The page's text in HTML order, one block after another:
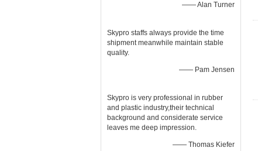
—— Alan Turner
Skypro staffs always provide the time
shipment meanwhile maintain stable
quality.
—— Pam Jensen
Skypro is very professional in rubber
and plastic industry,their technical
background and considerate service
leaves me deep impression.
—— Thomas Kiefer